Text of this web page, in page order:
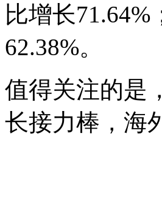
比增长
62.38%。
值得关注的是
长接力棒，海